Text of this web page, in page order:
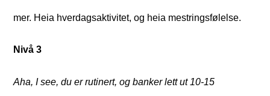
mer. Heia hverdagsaktivitet, og heia mestringsfølelse.
Nivå 3
Aha, I see, du er rutinert, og banker lett ut 10-15